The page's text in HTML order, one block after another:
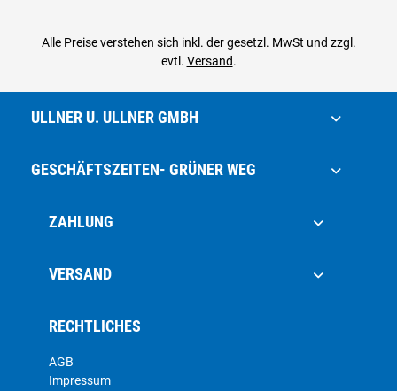
Alle Preise verstehen sich inkl. der gesetzl. MwSt und zzgl.
evtl. Versand.
ULLNER U. ULLNER GMBH
GESCHÄFTSZEITEN- GRÜNER WEG
ZAHLUNG
VERSAND
RECHTLICHES
AGB
Impressum